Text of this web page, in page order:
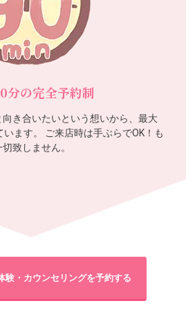
分の完全予約制
き合いたいという想いから、最大
ます。 ご来店時は手ぶらでOK！も
致しません。
験・カウンセリングを予約する